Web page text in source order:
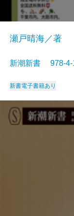
瀬戸晴海／著
新潮新書 978-
新書電子書籍あり